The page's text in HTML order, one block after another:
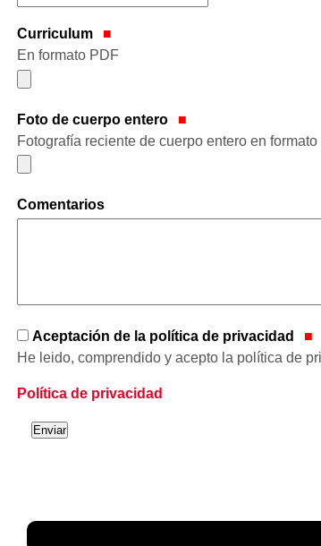
Curriculum
En formato PDF
Foto de cuerpo entero
Fotografía reciente de cuerpo entero en formato
Comentarios
Aceptación de la política de privacidad
He leido, comprendido y acepto la política de
Política de privacidad